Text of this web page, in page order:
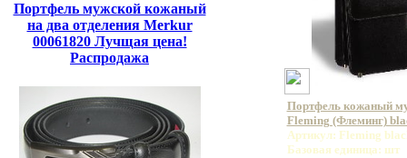
Портфель мужской кожаный
на два отделения Merkur
00061820 Лучщая цена!
Распродажа
Портфель кожаный
Fleming (Флеминг)
Артикул: Fleming
Базовая единица: шт